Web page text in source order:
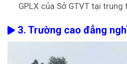
GPLX của Sở GTVT tại trung
3. Trường cao đẳng